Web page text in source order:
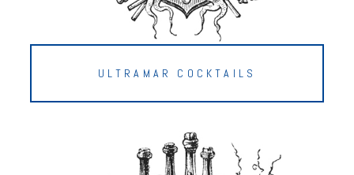
ULTRAMAR COCKTAILS